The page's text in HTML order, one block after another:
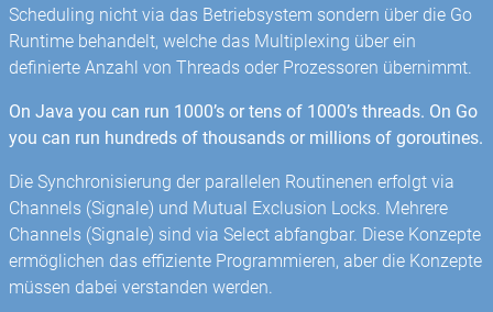
Scheduling nicht via das Betriebsystem sondern über die Go
Runtime behandelt, welche das Multiplexing über ein
definierte Anzahl von Threads oder Prozessoren übernimmt.
On Java you can run 1000’s or tens of 1000’s threads. On Go
you can run hundreds of thousands or millions of goroutines.
Die Synchronisierung der parallelen Routinenen erfolgt via
Channels (Signale) und Mutual Exclusion Locks. Mehrere
Channels (Signale) sind via Select abfangbar. Diese Konzepte
ermöglichen das effiziente Programmieren, aber die Konzepte
müssen dabei verstanden werden.